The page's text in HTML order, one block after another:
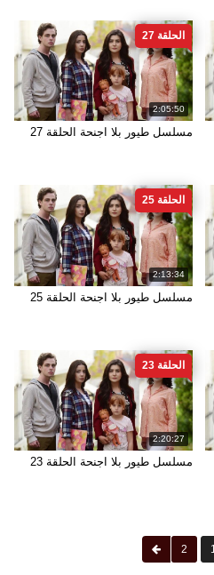
2:05:50
الحلقة 27
مسلسل طيور بلا اجنحة الحلقة 27
2:13:34
الحلقة 25
مسلسل طيور بلا اجنحة الحلقة 25
2:20:27
الحلقة 23
مسلسل طيور بلا اجنحة الحلقة 23
2